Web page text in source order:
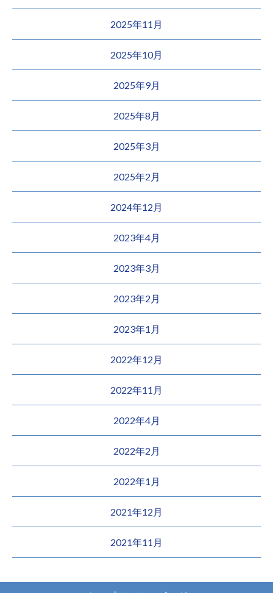
2025年11月
2025年10月
2025年9月
2025年8月
2025年3月
2025年2月
2024年12月
2023年4月
2023年3月
2023年2月
2023年1月
2022年12月
2022年11月
2022年4月
2022年2月
2022年1月
2021年12月
2021年11月